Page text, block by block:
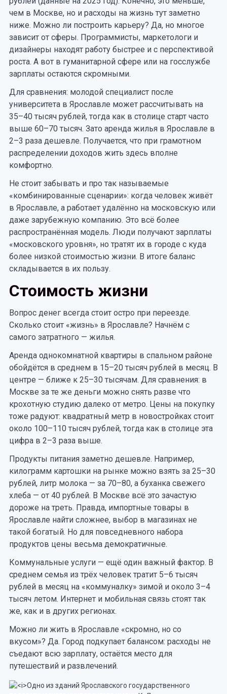
чем в Москве, но и расходы на жизнь тут заметно
ниже. Можно ли построить карьеру? Да, но многое
зависит от сферы. Программисты, маркетологи и
дизайнеры находят работу быстрее и с перспективой
роста. А вот в гуманитарной сфере или на госслужбе
зарплаты остаются скромными.
Для сравнения: молодой специалист после
университета в Ярославле может рассчитывать на
35–40 тысяч рублей, тогда как в столице старт часто
выше 60–70 тысяч. Зато аренда жилья в Ярославле в
2–3 раза дешевле. Получается, что при грамотном
распределении доходов жить здесь вполне
комфортно.
Не стоит забывать и про так называемые
«комбинированные сценарии»: когда человек живёт
в Ярославле, а работает удалённо на московскую или
даже зарубежную компанию. Это всё более
распространённая модель. Люди получают зарплаты
«московского уровня», но тратят их в городе с куда
более низкой стоимостью жизни. В итоге баланс
складывается в их пользу.
Стоимость жизни
Вопрос денег всегда стоит остро при переезде.
Сколько стоит «жизнь» в Ярославле? Начнём с
самого затратного — жилья.
Аренда однокомнатной квартиры в спальном районе
обойдётся в среднем в 15–20 тысяч рублей в месяц. В
центре — ближе к 25–30 тысячам. Для сравнения: в
Москве за те же деньги можно снять разве что
крохотную студию далеко от метро. Цены на покупку
тоже радуют: квадратный метр в новостройках стоит
около 100–110 тысяч рублей, тогда как в столице эта
цифра в 2–3 раза выше.
Продукты питания заметно дешевле. Например,
килограмм картошки на рынке можно взять за 25–30
рублей, литр молока — за 70–80, а буханка свежего
хлеба — от 40 рублей. В Москве всё это зачастую
дороже на треть. Правда, импортные товары в
Ярославле найти сложнее, выбор в магазинах не
такой богатый. Но для повседневного набора
продуктов цены весьма демократичные.
Коммунальные услуги — ещё один важный фактор. В
среднем семья из трёх человек тратит 5–6 тысяч
рублей в месяц на «коммуналку» зимой и около 3–4
тысяч летом. Интернет и мобильная связь стоят так
же, как и в других регионах.
Можно ли жить в Ярославле «скромно, но со
вкусом»? Да. Город подкупает балансом: расходы не
съедают всю зарплату, остаётся место для
путешествий и развлечений.